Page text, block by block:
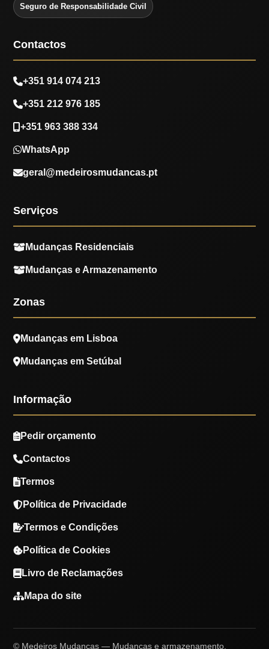
Seguro de Responsabilidade Civil
Contactos
+351 914 074 213
+351 212 976 185
+351 963 388 334
WhatsApp
geral@medeirosmudancas.pt
Serviços
Mudanças Residenciais
Mudanças e Armazenamento
Zonas
Mudanças em Lisboa
Mudanças em Setúbal
Informação
Pedir orçamento
Contactos
Termos
Política de Privacidade
Termos e Condições
Política de Cookies
Livro de Reclamações
Mapa do site
© Medeiros Mudanças — Mudanças e armazenamento.